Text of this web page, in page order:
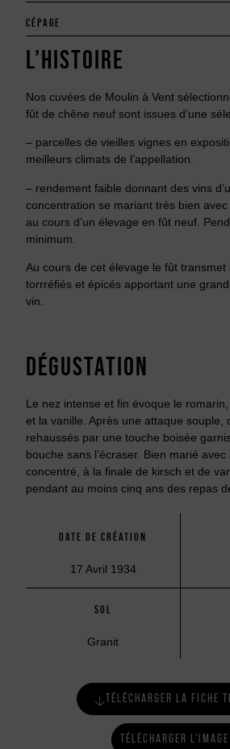
CÉPAGE
L’HISTOIRE
Nos cuvées de Moulin à Vent
fût de chêne neuf sont issues d’une
– parcelles de vieilles vignes en
meilleurs climats de l’appellation.
– rendement faible donnant des vins
concentration se mariant très bien
au cours d’un élevage en fût neuf.
minimum.
Au cours de cet élevage le fût transmet
torrréfiés et épicés apportant une
vin.
DÉGUSTATION
Le nez intense et fin évoque le
et la vanille. Après une attaque souple,
rehaussés par une touche boisée
bouche sans l’écraser. Bien marié
concentré, à la finale de kirsch et de
pendant au moins cinq ans des repas
DATE DE CRÉATION
17 Avril 1934
SOL
Granit
TÉLÉCHARGER LA FICHE
TÉLÉCHARGER L'IMAGE